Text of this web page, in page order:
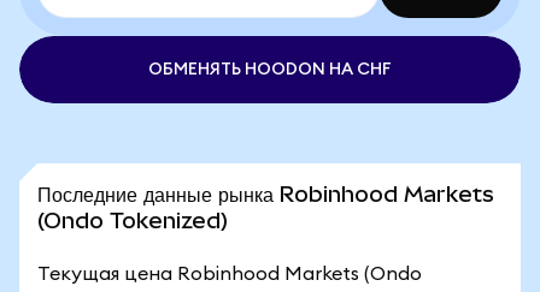
ОБМЕНЯТЬ HOODON НА CHF
Последние данные рынка Robinhood Markets
(Ondo Tokenized)
Текущая цена Robinhood Markets (Ondo